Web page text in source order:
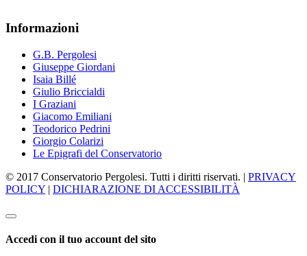
Informazioni
G.B. Pergolesi
Giuseppe Giordani
Isaia Billé
Giulio Briccialdi
I Graziani
Giacomo Emiliani
Teodorico Pedrini
Giorgio Colarizi
Le Epigrafi del Conservatorio
© 2017 Conservatorio Pergolesi. Tutti i diritti riservati. | PRIVACY
POLICY | DICHIARAZIONE DI ACCESSIBILITÀ
Accedi con il tuo account del sito